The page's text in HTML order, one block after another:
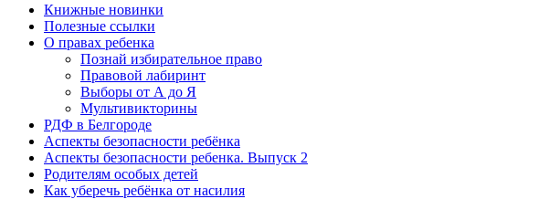
Книжные новинки
Полезные ссылки
О правах ребенка
Познай избирательное право
Правовой лабиринт
Выборы от А до Я
Мультивикторины
РДФ в Белгороде
Аспекты безопасности ребёнка
Аспекты безопасности ребенка. Выпуск 2
Родителям особых детей
Как уберечь ребёнка от насилия